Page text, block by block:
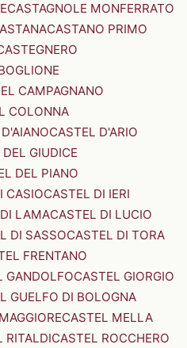
CASTAGNOLE MONFERRATO
CASTANO PRIMO
CAMPAGNANO
COLONNA
CASTEL D'ARIO
GIUDICE
DEL PIANO
CASIOCASTEL DI IERI
LAMACASTEL DI LUCIO
DI SASSOCASTEL DI TORA
FRENTANO
GANDOLFOCASTEL GIORGIO
GUELFO DI BOLOGNA
CASTEL MELLA
RITALDICASTEL ROCCHERO